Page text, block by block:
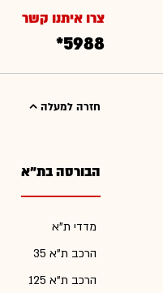
צרו איתנו קשר
*5988
חזרה למעלה
הבורסה בת"א
מדדי ת"א
הרכב ת"א 35
הרכב ת"א 125